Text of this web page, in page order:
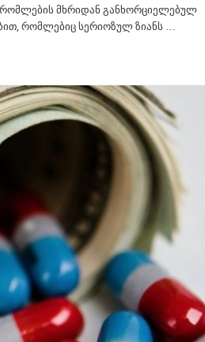
მხრიდან განხორციელებულ
რომლებიც სერიოზულ ზიანს …